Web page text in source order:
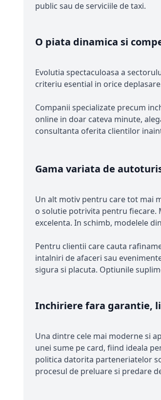
public sau de serviciile de taxi.
O piata dinamica si
Evolutia spectaculoasa a
criteriu esential in orice
Companii specializate precum
online in doar cateva minute,
consultanta oferita clientilor
Gama variata de
Un alt motiv pentru care tot mai
o solutie potrivita pentru fiecare.
excelenta. In schimb, modelele
Pentru clientii care cauta
intalniri de afaceri sau
sigura si placuta. Optiunile
Inchiriere fara garantie,
Una dintre cele mai moderne si
unei sume pe card, fiind ideala
politica datorita parteneriatelor
procesul de preluare si predare